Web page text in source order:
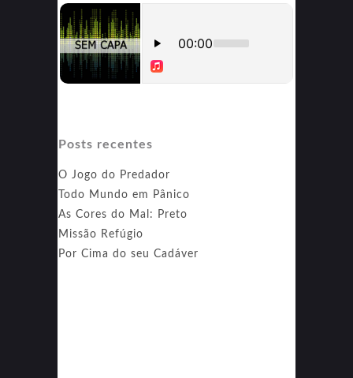
Posts recentes
O Jogo do Predador
Todo Mundo em Pânico
As Cores do Mal: Preto
Missão Refúgio
Por Cima do seu Cadáver